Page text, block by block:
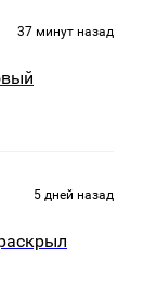
37 минут назад
5 дней назад